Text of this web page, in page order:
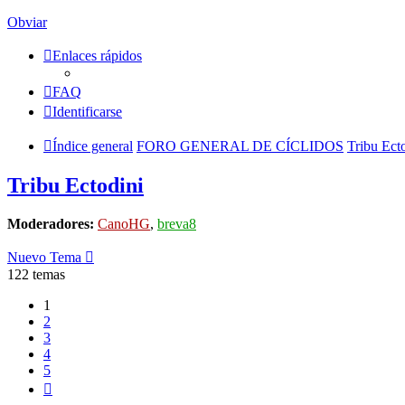
Obviar
Enlaces rápidos
FAQ
Identificarse
Índice general FORO GENERAL DE CÍCLIDOS Tribu
Tribu Ectodini
Moderadores: CanoHG, breva8
Nuevo Tema
122 temas
1
2
3
4
5